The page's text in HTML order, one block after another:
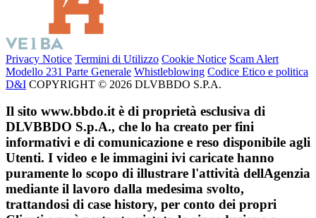
Privacy Notice Termini di Utilizzo Cookie Notice Scam Alert
Modello 231 Parte Generale Whistleblowing Codice Etico e politica
D&I COPYRIGHT © 2026 DLVBBDO S.P.A.
Il sito www.bbdo.it è di proprietà esclusiva di
DLVBBDO S.p.A., che lo ha creato per fini
informativi e di comunicazione e reso disponibile agli
Utenti. I video e le immagini ivi caricate hanno
puramente lo scopo di illustrare l'attività dellAgenzia
mediante il lavoro dalla medesima svolto,
trattandosi di case history, per conto dei propri